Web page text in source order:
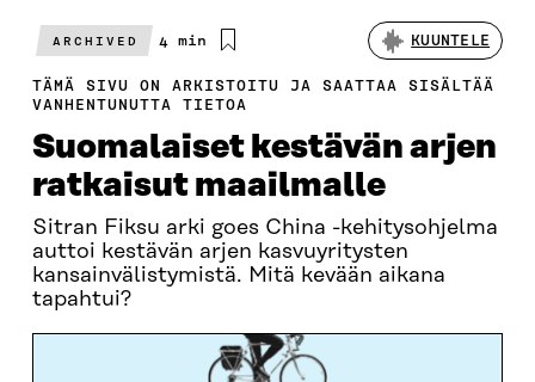
ARCHIVED
Arvioitu
4 min KUUNTELE
TÄMÄ SIVU ON ARKISTOITU JA SAATTAA SISÄLTÄÄ
VANHENTUNUTTA TIETOA
Suomalaiset kestävän arjen
ratkaisut maailmalle
Sitran Fiksu arki goes China -kehitysohjelma
auttoi kestävän arjen kasvuyritysten
kansainvälistymistä. Mitä kevään aikana
tapahtui?